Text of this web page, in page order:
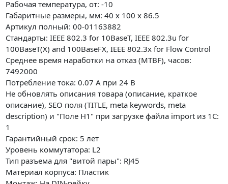
Рабочая температура, от: -10
Габаритные размеры, мм: 40 x 100 x 86.5
Артикул полный: 00-01163882
Стандарты: IEEE 802.3 for 10BaseT, IEEE 802.3u for
100BaseT(X) and 100BaseFX, IEEE 802.3x for Flow Control
Среднее время наработки на отказ (MTBF), часов:
7492000
Потребление тока: 0.07 А при 24 В
Не обновлять описания товара (описание, краткое
описание), SEO поля (TITLE, meta keywords, meta
description) и "Поле H1" при загрузке файла import из 1С:
1
Гарантийный срок: 5 лет
Уровень коммутатора: L2
Тип разъема для "витой пары": RJ45
Материал корпуса: Пластик